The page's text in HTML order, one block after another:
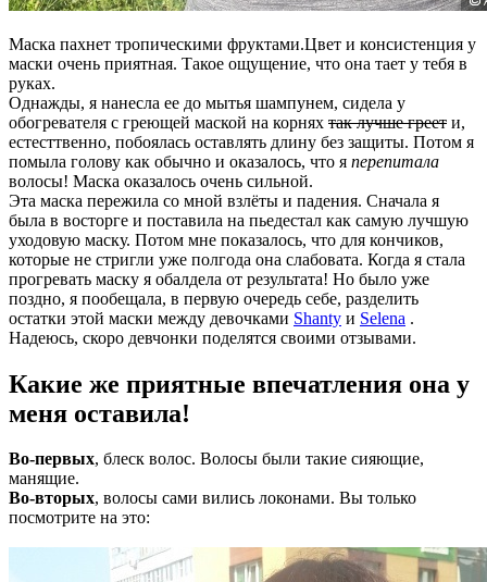
Маска пахнет тропическими фруктами.Цвет и консистенция у
маски очень приятная. Такое ощущение, что она тает у тебя в
руках.
Однажды, я нанесла ее до мытья шампунем, сидела у
обогревателя с греющей маской на корнях так лучше греет и,
естесттвенно, побоялась оставлять длину без защиты. Потом я
помыла голову как обычно и оказалось, что я перепитала
волосы! Маска оказалось очень сильной.
Эта маска пережила со мной взлёты и падения. Сначала я
была в восторге и поставила на пьедестал как самую лучшую
уходовую маску. Потом мне показалось, что для кончиков,
которые не стригли уже полгода она слабовата. Когда я стала
прогревать маску я обалдела от результата! Но было уже
поздно, я пообещала, в первую очередь себе, разделить
остатки этой маски между девочками Shanty и Selena .
Надеюсь, скоро девчонки поделятся своими отзывами.
Какие же приятные впечатления она у
меня оставила!
Во-первых, блеск волос. Волосы были такие сияющие,
манящие.
Во-вторых, волосы сами вились локонами. Вы только
посмотрите на это: